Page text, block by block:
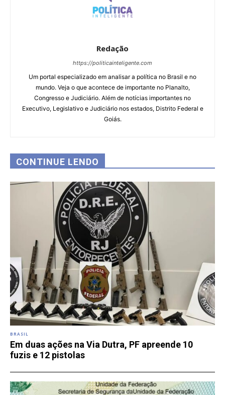
Redação
https://politicainteligente.com
Um portal especializado em analisar a política no Brasil e no
mundo. Veja o que acontece de importante no Planalto,
Congresso e Judiciário. Além de notícias importantes no
Executivo, Legislativo e Judiciário nos estados, Distrito Federal e
Goiás.
CONTINUE LENDO
BRASIL
Em duas ações na Via Dutra, PF apreende 10
fuzis e 12 pistolas